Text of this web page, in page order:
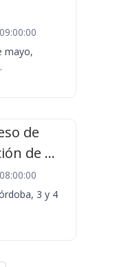
mayo,
de
de ...
3 y 4